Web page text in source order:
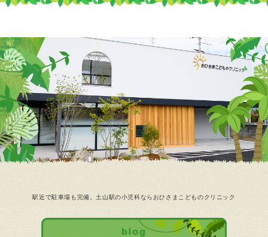
駅近で駐車場も完備。土山駅の小児科ならおひさまこどものクリニック